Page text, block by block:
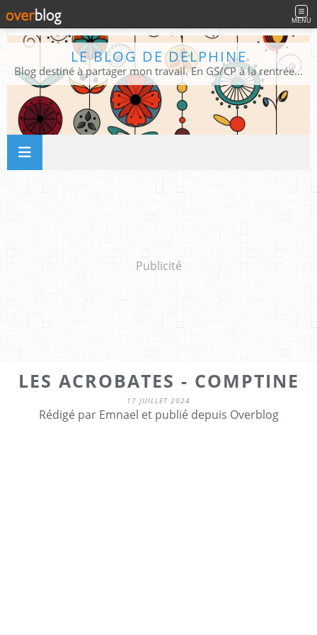
MENU
LE BLOG DE DELPHINE
Blog destiné à partager mon travail. En GS/CP à la rentrée 2026/2027 !
Publicité
LES ACROBATES - COMPTINE
17 JUILLET 2024
Rédigé par Emnael et publié depuis Overblog